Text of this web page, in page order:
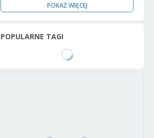
POKAŻ WIĘCEJ
POPULARNE TAGI